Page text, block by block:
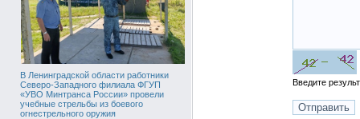
В Ленинградской области работники
Северо-Западного филиала ФГУП
«УВО Минтранса России» провели
учебные стрельбы из боевого
огнестрельного оружия
Введите